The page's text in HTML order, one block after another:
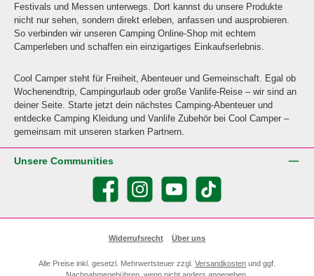
Festivals und Messen unterwegs. Dort kannst du unsere Produkte
nicht nur sehen, sondern direkt erleben, anfassen und ausprobieren.
So verbinden wir unseren Camping Online-Shop mit echtem
Camperleben und schaffen ein einzigartiges Einkaufserlebnis.
Cool Camper steht für Freiheit, Abenteuer und Gemeinschaft. Egal ob
Wochenendtrip, Campingurlaub oder große Vanlife-Reise – wir sind an
deiner Seite. Starte jetzt dein nächstes Camping-Abenteuer und
entdecke Camping Kleidung und Vanlife Zubehör bei Cool Camper –
gemeinsam mit unseren starken Partnern.
Unsere Communities
Facebook Instagram YouTube TikTok
Widerrufsrecht Über uns
Alle Preise inkl. gesetzl. Mehrwertsteuer zzgl. Versandkosten und ggf.